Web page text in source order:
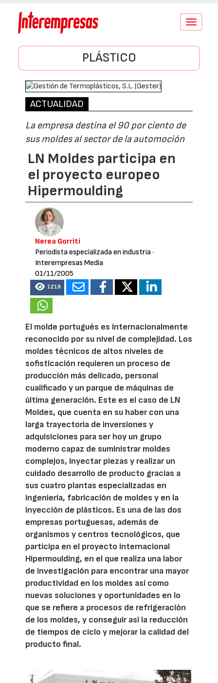
Conmutar
PLÁSTICO
ACTUALIDAD
La empresa destina el 90 por ciento de
sus moldes al sector de la automoción
LN Moldes participa en
el proyecto europeo
Hipermoulding
Nerea Gorriti
Periodista especializada en industria·
Interempresas Media
01/11/2005
1219
El molde portugués es internacionalmente
reconocido por su nivel de complejidad. Los
moldes técnicos de altos niveles de
sofisticación requieren un proceso de
producción más delicado, personal
cualificado y un parque de máquinas de
última generación. Este es el caso de LN
Moldes, que cuenta en su haber con una
larga trayectoria de inversiones y
adquisiciones para ser hoy un grupo
moderno capaz de suministrar moldes
complejos, inyectar piezas y realizar un
cuidado desarrollo de producto gracias a
sus cuatro plantas especializadas en
ingeniería, fabricación de moldes y en la
inyección de plásticos. Es una de las dos
empresas portuguesas, además de
organismos y centros tecnológicos, que
participa en el proyecto internacional
Hipermoulding, en el que realiza una labor
de investigación para encontrar una mayor
productividad en los moldes así como
nuevas soluciones y oportunidades en lo
que se refiere a procesos de refrigeración
de los moldes, y conseguir así la reducción
de tiempos de ciclo y mejorar la calidad del
producto final.